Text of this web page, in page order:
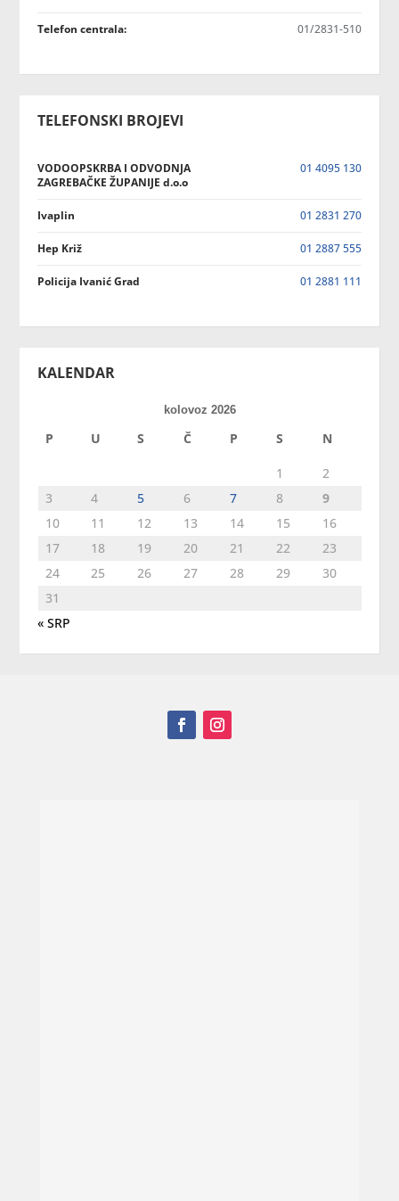
Telefon centrala: 01/2831-510
TELEFONSKI BROJEVI
VODOOPSKRBA I ODVODNJA
ZAGREBAČKE ŽUPANIJE d.o.o
01 4095 130
Ivaplin 01 2831 270
Hep Križ 01 2887 555
Policija Ivanić Grad 01 2881 111
KALENDAR
kolovoz 2026
P U S Č P S N
1
2
3
4 5 6 7 8
9
10
11 12 13 14 15
16
17
18 19 20 21 22
23
24
25 26 27 28 29
30
31
« SRP